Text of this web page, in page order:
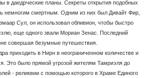
в даедрческие планы. Секреты открытия подобных
немногим смертным. Одним из них был Дивайт Фир,
Сул, он использовал обливион, чтобы быстро
еще одного звали Мориан Зенас. Последний
совершая безумные путешествия.
приходить в Нирн в неограниченном количестве и
Это было прямой угрозой жителям Тамриэля до
- реликвии с помощью которого в Храме Единого